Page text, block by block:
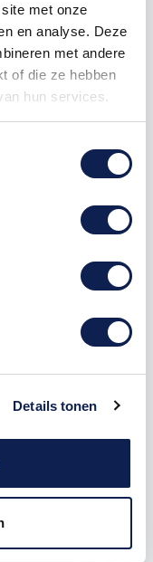
met onze
en analyse. Deze
met andere
of die ze hebben
hun services.
Details tonen
€ 0,38
€ 1,00
€ 3,75
aanvoer